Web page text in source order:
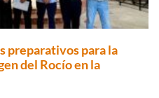
preparativos para la
del Rocío en la